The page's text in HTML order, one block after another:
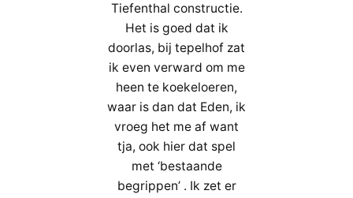
Tiefenthal constructie.
Het is goed dat ik
doorlas, bij tepelhof zat
ik even verward om me
heen te koekeloeren,
waar is dan dat Eden, ik
vroeg het me af want
tja, ook hier dat spel
met ‘bestaande
begrippen’ . Ik zet er